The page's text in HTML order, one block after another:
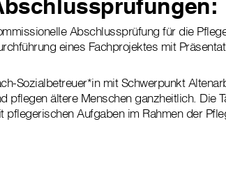
Abschlussprüfung für die
eines Fachprojektes mit
Sozialbetreuer*in mit Schwerpunkt
pflegen ältere Menschen ganzheitlich. Die
pflegerischen Aufgaben im Rahmen der